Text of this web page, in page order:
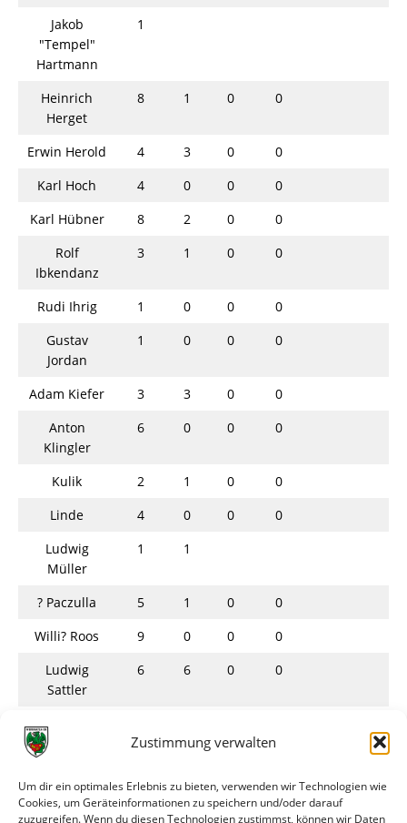
Zustimmung verwalten
Um dir ein optimales Erlebnis zu bieten, verwenden wir Technologien wie
Cookies, um Geräteinformationen zu speichern und/oder darauf
zuzugreifen. Wenn du diesen Technologien zustimmst, können wir Daten
Jakob
"Tempel"
Hartmann
1
Heinrich
Herget
8 1 0 0
Erwin Herold 4 3 0
0
Karl Hoch
4 0 0
0
Karl Hübner
8 2 0
0
Rolf
Ibkendanz
3 1 0 0
Rudi Ihrig 1 0 0
0
Gustav
Jordan
1 0 0 0
Adam Kiefer 3 3 0
0
Anton
Klingler
6 0 0 0
Kulik 2 1 0
0
Linde
4 0 0
0
Ludwig
Müller
1 1
? Paczulla 5 1 0
0
Willi? Roos
9 0 0
0
Ludwig
Sattler
6 6 0 0
? Schott
Hans Uhl 2 1 0 0